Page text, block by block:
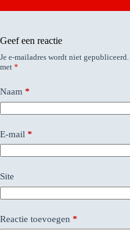
Geef een reactie
Je e-mailadres wordt niet gepubliceerd.
met *
Naam *
E-mail *
Site
Reactie toevoegen *